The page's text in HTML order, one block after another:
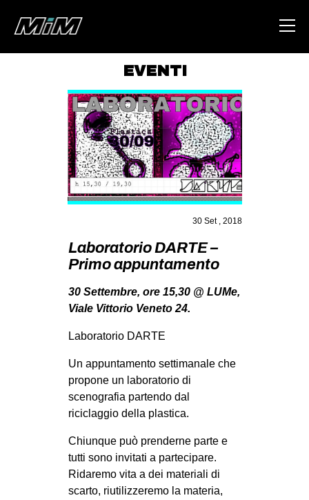
ABOUT
AREA
DEGENERAZIONE
GAZA FREESTYLE
CSOA LAMBRETTA
MSM
STUDENTI TSUNAMI
ZAM
MOBILITAZIONI
SPAZI
MOVIMENTI
AMBIENTE
ANTIFASCISMO
DIRITTO ALL’ABITARE
EVENTI
30 Set , 2018
Laboratorio DARTE –
Primo appuntamento
30 Settembre, ore 15,30 @ LUMe,
Viale Vittorio Veneto 24.
Laboratorio DARTE
Un appuntamento settimanale che
propone un laboratorio di
scenografia partendo dal
riciclaggio della plastica.
Chiunque può prenderne parte e
tutti sono invitati a partecipare.
Ridaremo vita a dei materiali di
scarto, riutilizzeremo la materia,